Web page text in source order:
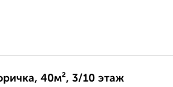
40м², 3/10 этаж